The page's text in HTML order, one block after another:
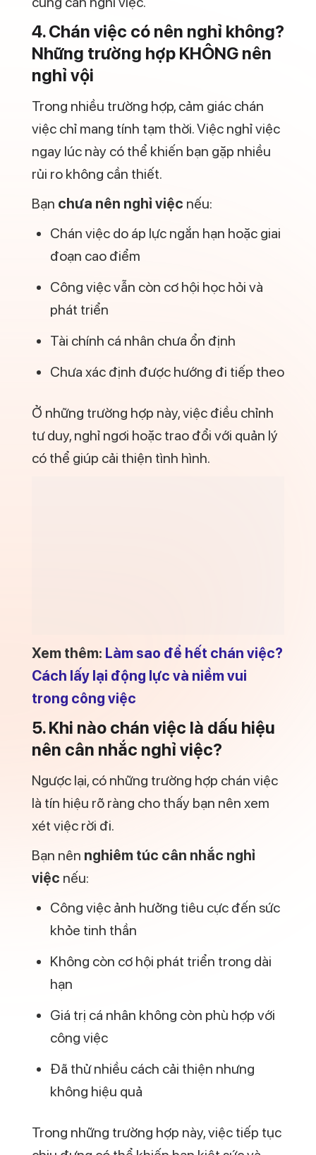
4. Chán việc có nên nghỉ không?
Những trường hợp KHÔNG nên
nghỉ vội
Trong nhiều trường hợp, cảm giác chán
việc chỉ mang tính tạm thời. Việc nghỉ việc
ngay lúc này có thể khiến bạn gặp nhiều
rủi ro không cần thiết.
Bạnchưa nên nghỉ việc
Chán việc do áp lực ngắn hạn hoặc giai
đoạn cao điểm
Công việc vẫn còn cơ hội học hỏi và
phát triển
Tài chính cá nhân chưa ổn định
Chưa xác định được hướng đi tiếp theo
tư duy, nghỉ ngơi hoặc trao đổi với quản lý
có thể giúp cải thiện tình hình.
Cách lấy lại động lực và niềm vui
trong công việc
5. Khi nào chán việc là dấu hiệu
nên cân nhắc nghỉ việc?
Ngược lại, có những trường hợp chán việc
là tín hiệu rõ ràng cho thấy bạn nên xem
xét việc rời đi.
Bạn nên nghiêm túc cân nhắc nghỉ
việcnếu:
Công việc ảnh hưởng tiêu cực đến sức
khỏe tinh thần
Không còn cơ hội phát triển trong dài
hạn
Giá trị cá nhân không còn phù hợp với
công việc
Đã thử nhiều cách cải thiện nhưng
không hiệu quả
chịu đựng có thể khiến bạn kiệt sức và